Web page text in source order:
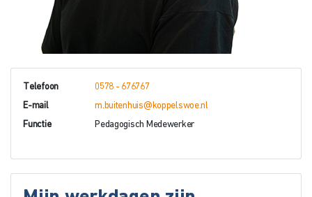
Telefoon 0578 - 676767
E-mail m.buitenhuis@koppelswoe.nl
Functie Pedagogisch Medewerker